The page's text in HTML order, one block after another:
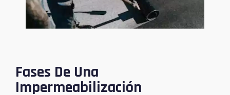
Fases De Una
Impermeabilización